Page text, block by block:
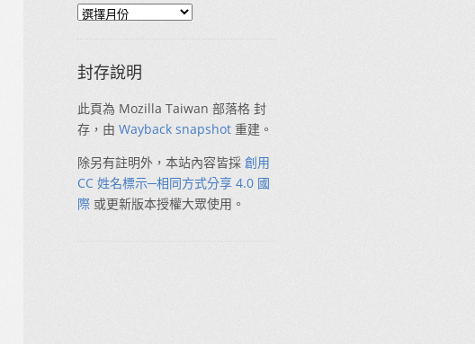
封存說明
此頁為 Mozilla Taiwan 部落格 封
存，由 Wayback snapshot 重建。
除另有註明外，本站內容皆採 創用
CC 姓名標示─相同方式分享 4.0 國
際 或更新版本授權大眾使用。